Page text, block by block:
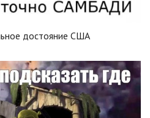
достояние США